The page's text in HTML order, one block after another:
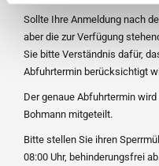
Sollte Ihre Anmeldung nach
aber die zur Verfügung
Sie bitte Verständnis dafür,
Abfuhrtermin berücksichtigt
Der genaue Abfuhrtermin
Bohmann mitgeteilt.
Bitte stellen Sie ihren
08:00 Uhr, behinderungsfrei